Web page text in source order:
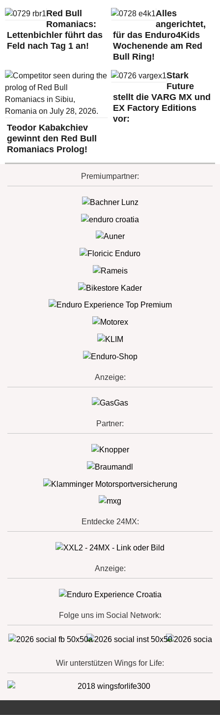
Red Bull
Romaniacs:
Lettenbichler führt das
Feld nach Tag 1 an!
Alles
angerichtet,
für das Enduro4Kids
Wochenende am Red
Bull Ring!
Teodor Kabakchiev
gewinnt den Red Bull
Romaniacs Prolog!
Stark
Future
stellt die VARG MX und
EX Factory Editions
vor:
Premiumpartner:
Anzeige:
Partner:
Entdecke 24MX:
Anzeige:
Folge uns im Social Network:
Wir unterstützen Wings for Life: